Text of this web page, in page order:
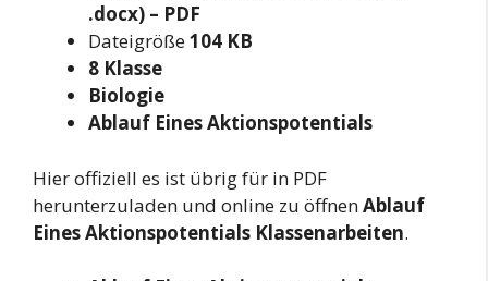
.docx) – PDF
Dateigröße104 KB
8 Klasse
Biologie
Ablauf Eines Aktionspotentials
Hier offiziell es ist übrig für in PDF
herunterzuladen und online zu öffnenAblauf
Eines Aktionspotentials Klassenarbeiten.